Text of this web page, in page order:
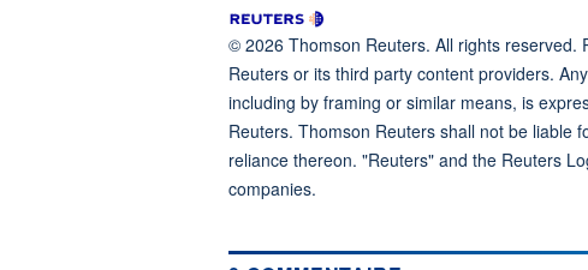
© 2026 Thomson Reuters. All rights reserved.
Reuters or its third party content providers.
including by framing or similar means, is
Reuters. Thomson Reuters shall not be liable
reliance thereon. "Reuters" and the Reuters
companies.